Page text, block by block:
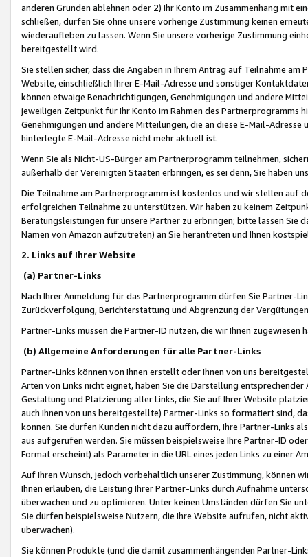
anderen Gründen ablehnen oder 2) Ihr Konto im Zusammenhang mit
schließen, dürfen Sie ohne unsere vorherige Zustimmung keinen
wiederaufleben zu lassen. Wenn Sie unsere vorherige Zustimmung
bereitgestellt wird.
Sie stellen sicher, dass die Angaben in Ihrem Antrag auf Teilnahme
Website, einschließlich Ihrer E-Mail-Adresse und sonstiger
können etwaige Benachrichtigungen, Genehmigungen und andere
jeweiligen Zeitpunkt für Ihr Konto im Rahmen des Partnerprogramms
Genehmigungen und andere Mitteilungen, die an diese E-Mail-
hinterlegte E-Mail-Adresse nicht mehr aktuell ist.
Wenn Sie als Nicht-US-Bürger am Partnerprogramm teilnehmen,
außerhalb der Vereinigten Staaten erbringen, es sei denn, Sie haben
Die Teilnahme am Partnerprogramm ist kostenlos und wir stellen auf
erfolgreichen Teilnahme zu unterstützen. Wir haben zu keinem
Beratungsleistungen für unsere Partner zu erbringen; bitte lassen Sie
Namen von Amazon aufzutreten) an Sie herantreten und Ihnen
2. Links auf Ihrer Website
(a) Partner-Links
Nach Ihrer Anmeldung für das Partnerprogramm dürfen Sie Partner-
Zurückverfolgung, Berichterstattung und Abgrenzung der
Partner-Links müssen die Partner-ID nutzen, die wir Ihnen zugewiesen
(b) Allgemeine Anforderungen für alle Partner-Links
Partner-Links können von Ihnen erstellt oder Ihnen von uns
Arten von Links nicht eignet, haben Sie die Darstellung
Gestaltung und Platzierung aller Links, die Sie auf Ihrer Website
auch Ihnen von uns bereitgestellte) Partner-Links so formatiert sind,
können. Sie dürfen Kunden nicht dazu auffordern, Ihre Partner-Links
aus aufgerufen werden. Sie müssen beispielsweise Ihre Partner-ID
Format erscheint) als Parameter in die URL eines jeden Links zu einer
Auf Ihren Wunsch, jedoch vorbehaltlich unserer Zustimmung, können
Ihnen erlauben, die Leistung Ihrer Partner-Links durch Aufnahme
überwachen und zu optimieren. Unter keinen Umständen dürfen Sie
Sie dürfen beispielsweise Nutzern, die Ihre Website aufrufen, nicht
überwachen).
Sie können Produkte (und die damit zusammenhängenden Partner-